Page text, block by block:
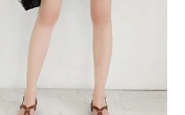
커밍 레이스 데님 반바지
▨리미티드 고별전 30%▨
pt4479 [26~29] 1color